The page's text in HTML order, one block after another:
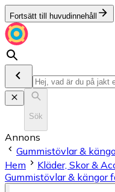
Fortsätt till huvudinnehåll
Sök
Annons
Gummistövlar &
Hem
Kläder, Skor &
Gummistövlar & kängor